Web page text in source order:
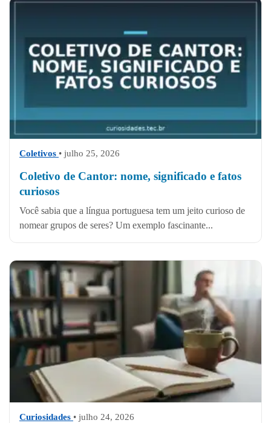
Coletivos • julho 25, 2026
Coletivo de Cantor: nome, significado e fatos
curiosos
Você sabia que a língua portuguesa tem um jeito curioso de
nomear grupos de seres? Um exemplo fascinante...
Curiosidades • julho 24, 2026